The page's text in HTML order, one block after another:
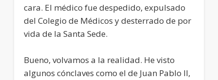
cara. El médico fue despedido, expulsado
del Colegio de Médicos y desterrado de por
vida de la Santa Sede.
Bueno, volvamos a la realidad. He visto
algunos cónclaves como el de Juan Pablo II,